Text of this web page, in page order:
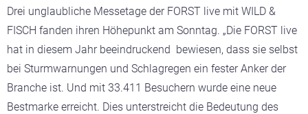
Drei unglaubliche Messetage der FORST live mit WILD &
FISCH fanden ihren Höhepunkt am Sonntag. „Die FORST live
hat in diesem Jahr beeindruckend bewiesen, dass sie selbst
bei Sturmwarnungen und Schlagregen ein fester Anker der
Branche ist. Und mit 33.411 Besuchern wurde eine neue
Bestmarke erreicht. Dies unterstreicht die Bedeutung des